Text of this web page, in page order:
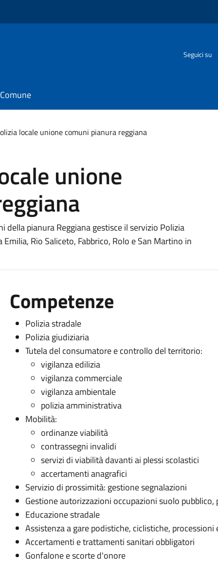
Seguici su
locale unione comuni pianura reggiana
unione
pianura Reggiana gestisce il servizio Polizia
Rio Saliceto, Fabbrico, Rolo e San Martino in
Competenze
Polizia stradale
Polizia giudiziaria
Tutela del consumatore e controllo del territorio:
vigilanza edilizia
vigilanza commerciale
vigilanza ambientale
polizia amministrativa
Mobilità:
ordinanze viabilità
contrassegni invalidi
servizi di viabilità davanti ai plessi scolastici
accertamenti anagrafici
Servizio di prossimità: gestione segnalazioni
Gestione autorizzazioni occupazioni suolo
Educazione stradale
Assistenza a gare podistiche, ciclistiche, processioni
Accertamenti e trattamenti sanitari obbligatori
Gonfalone e scorte d'onore